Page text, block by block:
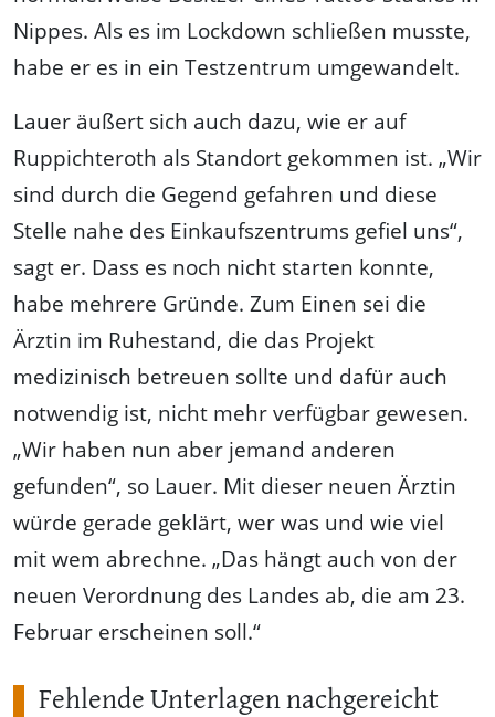
Nippes. Als es im Lockdown schließen musste,
habe er es in ein Testzentrum umgewandelt.
Lauer äußert sich auch dazu, wie er auf
Ruppichteroth als Standort gekommen ist. „Wir
sind durch die Gegend gefahren und diese
Stelle nahe des Einkaufszentrums gefiel uns“,
sagt er. Dass es noch nicht starten konnte,
habe mehrere Gründe. Zum Einen sei die
Ärztin im Ruhestand, die das Projekt
medizinisch betreuen sollte und dafür auch
notwendig ist, nicht mehr verfügbar gewesen.
„Wir haben nun aber jemand anderen
gefunden“, so Lauer. Mit dieser neuen Ärztin
würde gerade geklärt, wer was und wie viel
mit wem abrechne. „Das hängt auch von der
neuen Verordnung des Landes ab, die am 23.
Februar erscheinen soll.“
Fehlende Unterlagen nachgereicht